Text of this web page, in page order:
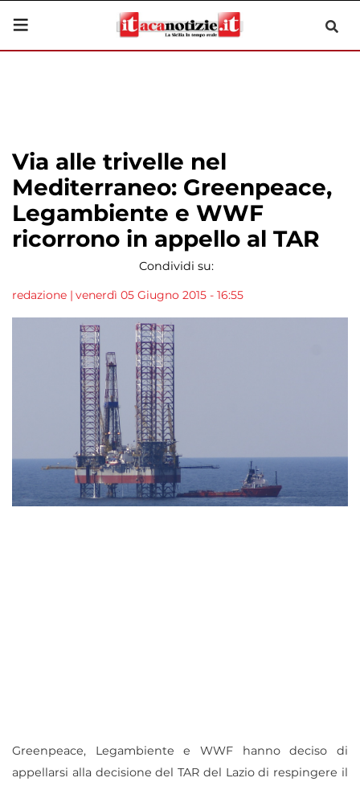
Via alle trivelle nel
Mediterraneo: Greenpeace,
Legambiente e WWF
ricorrono in appello al TAR
Condividi su:
redazione | venerdì 05 Giugno 2015 - 16:55
Greenpeace, Legambiente e WWF hanno deciso di
appellarsi alla decisione del TAR del Lazio di respingere il